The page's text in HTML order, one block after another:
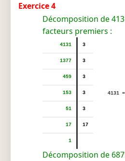
Exercice 4
Décomposition de
facteurs premiers :
4131 3
4131
1377 3
459 3
153 3
51 3
17 17
1
Décomposition de